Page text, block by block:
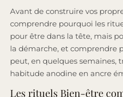
Avant de construire vos
comprendre pourquoi les
pour être dans la tête, mais
la démarche, et comprendre
peut, en quelques semaines,
habitude anodine en ancre
Les rituels Bien-être